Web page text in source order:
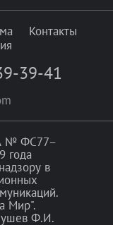
Контакты
39-41
№ ФС77–
года
в
Мир".
Ф.И.